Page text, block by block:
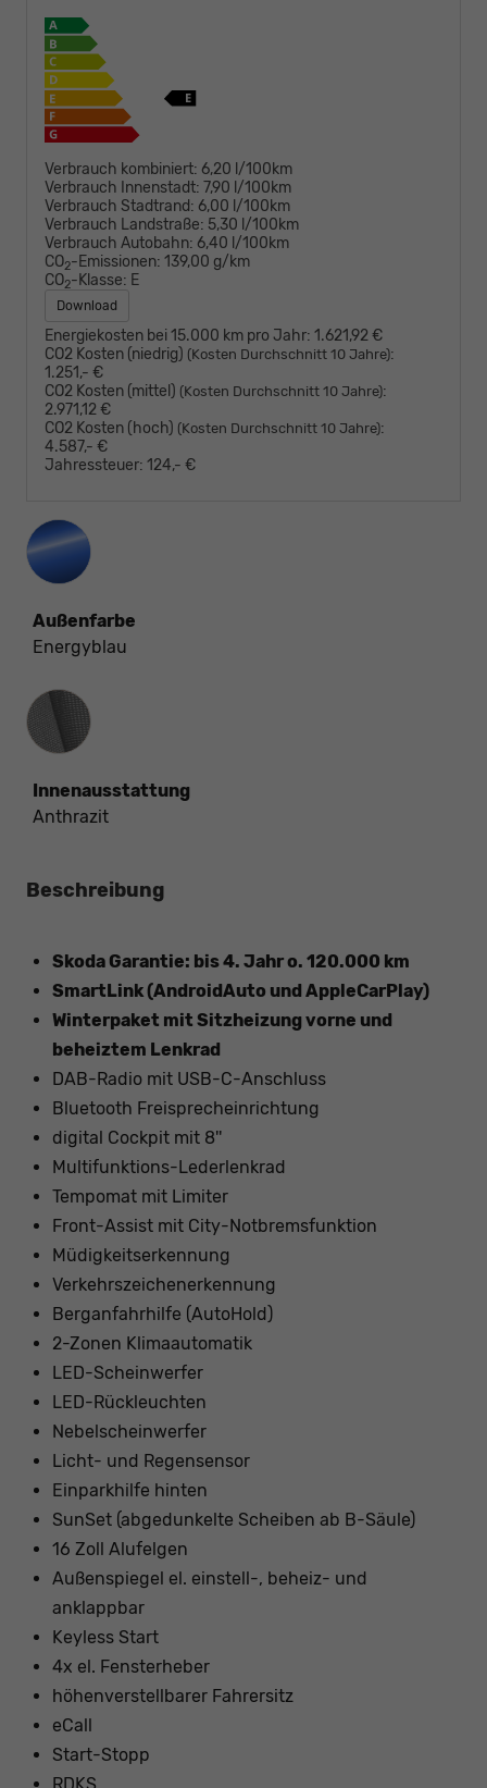
Verbrauch kombiniert: 6,20 l/100km
Verbrauch Innenstadt: 7,90 l/100km
Verbrauch Stadtrand: 6,00 l/100km
Verbrauch Landstraße: 5,30 l/100km
Verbrauch Autobahn: 6,40 l/100km
CO2-Emissionen: 139,00 g/km
CO2-Klasse: E
Download
Energiekosten bei 15.000 km pro Jahr: 1.621,92 €
CO2 Kosten (niedrig) (Kosten Durchschnitt 10 Jahre):
1.251,- €
CO2 Kosten (mittel) (Kosten Durchschnitt 10 Jahre):
2.971,12 €
CO2 Kosten (hoch) (Kosten Durchschnitt 10 Jahre):
4.587,- €
Jahressteuer: 124,- €
Außenfarbe
Energyblau
Innenausstattung
Innenausstattung
Anthrazit
Beschreibung
Skoda Garantie: bis 4. Jahr o. 120.000 km
SmartLink (AndroidAuto und AppleCarPlay)
Winterpaket mit Sitzheizung vorne und
beheiztem Lenkrad
DAB-Radio mit USB-C-Anschluss
Bluetooth Freisprecheinrichtung
digital Cockpit mit 8''
Multifunktions-Lederlenkrad
Tempomat mit Limiter
Front-Assist mit City-Notbremsfunktion
Müdigkeitserkennung
Verkehrszeichenerkennung
Berganfahrhilfe (AutoHold)
2-Zonen Klimaautomatik
LED-Scheinwerfer
LED-Rückleuchten
Nebelscheinwerfer
Licht- und Regensensor
Einparkhilfe hinten
SunSet (abgedunkelte Scheiben ab B-Säule)
16 Zoll Alufelgen
Außenspiegel el. einstell-, beheiz- und
anklappbar
Keyless Start
4x el. Fensterheber
höhenverstellbarer Fahrersitz
eCall
Start-Stopp